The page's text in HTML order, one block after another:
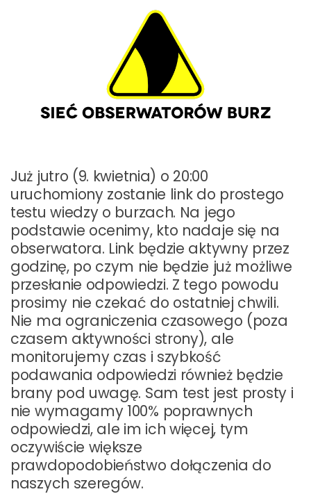
Już jutro (9. kwietnia) o 20:00
uruchomiony zostanie link do prostego
testu wiedzy o burzach. Na jego
podstawie ocenimy, kto nadaje się na
obserwatora. Link będzie aktywny przez
godzinę, po czym nie będzie już możliwe
przesłanie odpowiedzi. Z tego powodu
prosimy nie czekać do ostatniej chwili.
Nie ma ograniczenia czasowego (poza
czasem aktywności strony), ale
monitorujemy czas i szybkość
podawania odpowiedzi również będzie
brany pod uwagę. Sam test jest prosty i
nie wymagamy 100% poprawnych
odpowiedzi, ale im ich więcej, tym
oczywiście większe
prawdopodobieństwo dołączenia do
naszych szeregów.